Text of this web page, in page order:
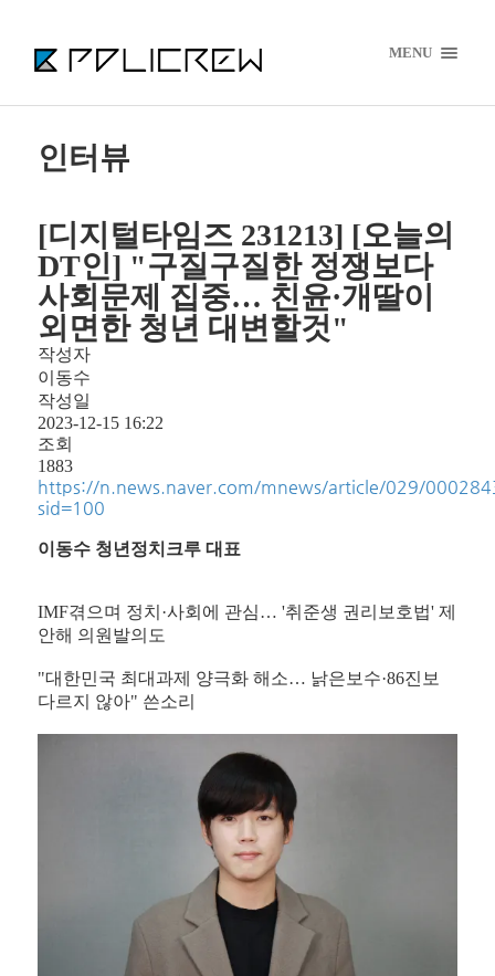
MENU
인터뷰
[디지털타임즈 231213] [오늘의
DT인] "구질구질한 정쟁보다
사회문제 집중… 친윤·개딸이
외면한 청년 대변할것"
작성자
이동수
작성일
2023-12-15 16:22
조회
1883
https://n.news.naver.com/mnews/article/029/
sid=100
이동수 청년정치크루 대표
IMF겪으며 정치·사회에 관심… '취준생 권리보호법' 제
안해 의원발의도
"대한민국 최대과제 양극화 해소… 낡은보수·86진보
다르지 않아" 쓴소리